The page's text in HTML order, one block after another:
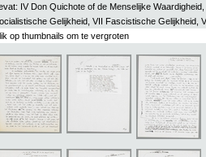
IV Don Quichote of de Menselijke
Gelijkheid, VII Fascistische Gelijkheid,
op thumbnails om te vergroten